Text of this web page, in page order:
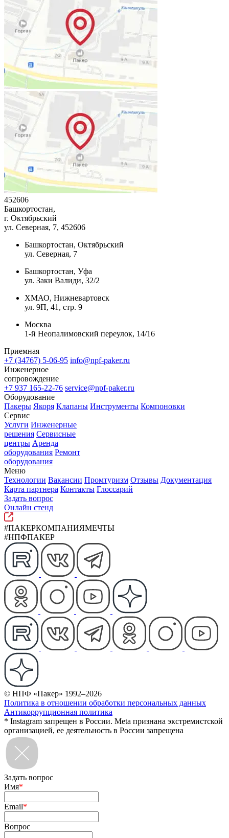
452606
Башкортостан,
г. Октябрьский
ул. Северная, 7, 452606
Башкортостан, Октябрьский
ул. Северная, 7
Башкортостан, Уфа
ул. Заки Валиди, 32/2
ХМАО, Нижневартовск
ул. 9П, 41, стр. 9
Москва
1-й Неопалимовский переулок, 14/16
Приемная
+7 (34767) 5-06-95 info@npf-paker.ru
Инженерное
сопровождение
+7 937 165-22-76 service@npf-paker.ru
Оборудование
Пакеры Якоря Клапаны Инструменты Компоновки
Сервис
Услуги Инженерные
решения Сервисные
центры Аренда
оборудования Ремонт
оборудования
Меню
Технологии Вакансии Промтуризм Отзывы Документация
Карта партнера Контакты Глоссарий
Задать вопрос
Онлайн стенд
#ПАКЕРКОМПАНИЯМЕЧТЫ
#НПФПАКЕР
© НПФ «Пакер» 1992–2026
Политика в отношении обработки персональных данных
Антикоррупционная политика
* Instagram запрещен в России. Meta признана экстремистской
организацией, ее деятельность в России запрещена
Задать вопрос
Имя*
Email*
Вопрос